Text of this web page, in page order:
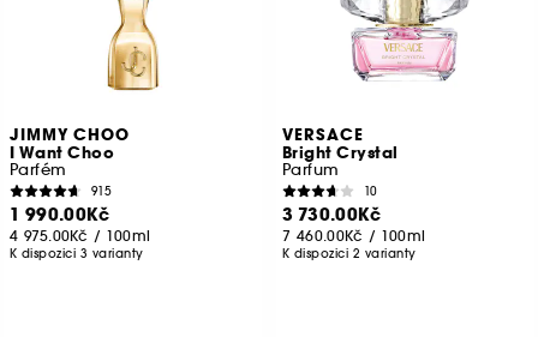
JIMMY CHOO
I Want Choo
Parfém
915
1 990.00Kč
4 975.00Kč / 100ml
K dispozici 3 varianty
VERSACE
Bright Crystal
Parfum
10
3 730.00Kč
7 460.00Kč / 100ml
K dispozici 2 varianty